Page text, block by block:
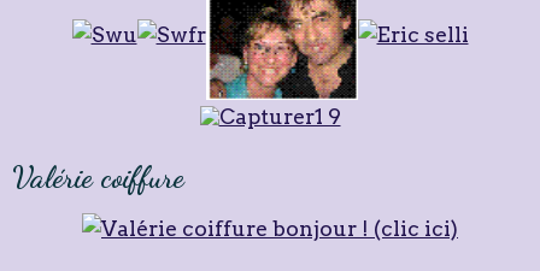
Valérie coiffure